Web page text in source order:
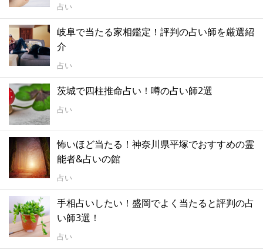
占い
岐阜で当たる家相鑑定！評判の占い師を厳選紹
介
占い
茨城で四柱推命占い！噂の占い師2選
占い
怖いほど当たる！神奈川県平塚でおすすめの霊
能者&占いの館
占い
手相占いしたい！盛岡でよく当たると評判の占
い師3選！
占い